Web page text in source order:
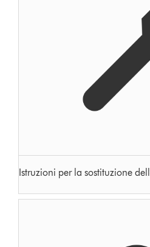
Istruzioni per la sostituzione